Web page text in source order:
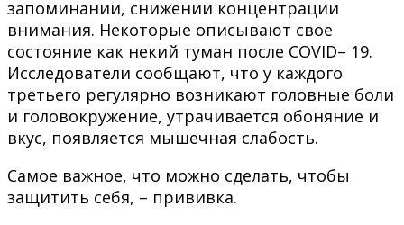
запоминании, снижении концентрации
внимания. Некоторые описывают свое
состояние как некий туман после COVID– 19.
Исследователи сообщают, что у каждого
третьего регулярно возникают головные боли
и головокружение, утрачивается обоняние и
вкус, появляется мышечная слабость.
Самое важное, что можно сделать, чтобы
защитить себя, – прививка.